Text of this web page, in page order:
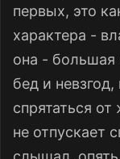
первых, это
характера -
она - большая
бед и невзгод,
спрятаться
не отпускает